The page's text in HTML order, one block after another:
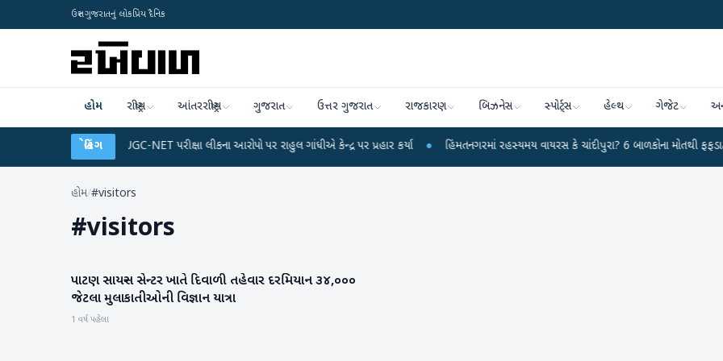
ઉત્તર ગુજરાતનું લોકપ્રિય દૈનિક
હોમ રાષ્ટ્રીય આંતરરાષ્ટ્રીય ગુજરાત ઉત્તર ગુજરાત રાજકારણ બિઝનેસ સ્પોર્ટ્સ હેલ્થ ગેજેટ
બ્રેકિંગ
UGC-NET પરીક્ષા લીકના આરોપો પર રાહુલ ગાંધીએ કેન્દ્ર પર પ્રહાર કર્યા ● હિંમતનગરમાં રહસ્યમય વાયરસ કે ચાંદીપુરા? 6 બાળકોના મોતથી ફફડાટ ●
હોમ/#visitors
#visitors
સાયન્સ & ટેકનોલોજી
પાટણ સાયન્સ સેન્ટર ખાતે દિવાળી તહેવાર દરમિયાન ૩૪,૦૦૦
જેટલા મુલાકાતીઓની વિજ્ઞાન યાત્રા
1 વર્ષ પહેલા